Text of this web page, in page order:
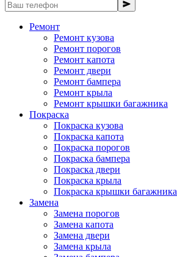
Ремонт
Ремонт кузова
Ремонт порогов
Ремонт капота
Ремонт двери
Ремонт бампера
Ремонт крыла
Ремонт крышки багажника
Покраска
Покраска кузова
Покраска капота
Покраска порогов
Покраска бампера
Покраска двери
Покраска крыла
Покраска крышки багажника
Замена
Замена порогов
Замена капота
Замена двери
Замена крыла